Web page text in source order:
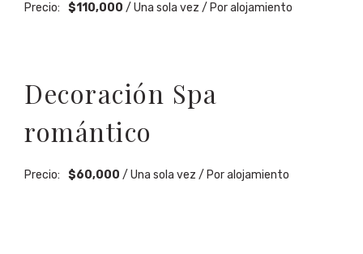
Precio: $110,000 / Una sola vez / Por alojamiento
Decoración Spa
romántico
Precio: $60,000 / Una sola vez / Por alojamiento